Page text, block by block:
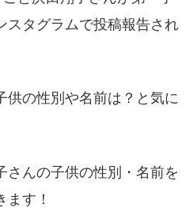
スタグラムで投稿報告され
供の性別や名前は？と気に
さんの子供の性別・名前を
す！